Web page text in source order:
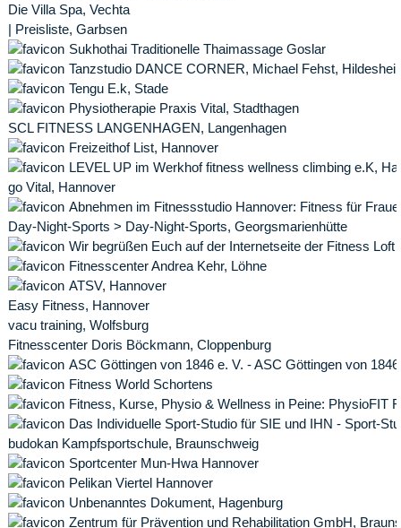
Die Villa Spa, Vechta
| Preisliste, Garbsen
Sukhothai Traditionelle Thaimassage Goslar
Tanzstudio DANCE CORNER, Michael Fehst,
Tengu E.k, Stade
Physiotherapie Praxis Vital, Stadthagen
SCL FITNESS LANGENHAGEN, Langenhagen
Freizeithof List, Hannover
LEVEL UP im Werkhof fitness wellness climbing e.K,
go Vital, Hannover
Abnehmen im Fitnessstudio Hannover: Fitness für
Day-Night-Sports > Day-Night-Sports, Georgsmarienhütte
Wir begrüßen Euch auf der Internetseite der Fitness Loft
Fitnesscenter Andrea Kehr, Löhne
ATSV, Hannover
Easy Fitness, Hannover
vacu training, Wolfsburg
Fitnesscenter Doris Böckmann, Cloppenburg
ASC Göttingen von 1846 e. V. - ASC Göttingen von
Fitness World Schortens
Fitness, Kurse, Physio & Wellness in Peine: PhysioFIT
Das Individuelle Sport-Studio für SIE und IHN - Sport-
budokan Kampfsportschule, Braunschweig
Sportcenter Mun-Hwa Hannover
Pelikan Viertel Hannover
Unbenanntes Dokument, Hagenburg
Zentrum für Prävention und Rehabilitation GmbH,